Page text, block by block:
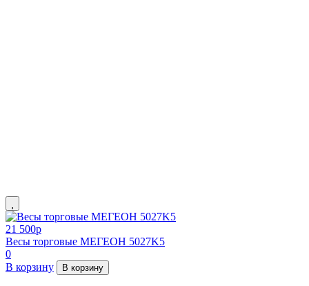
21 500p
Весы торговые МЕГЕОН 5027K5
0
В корзину
В корзину